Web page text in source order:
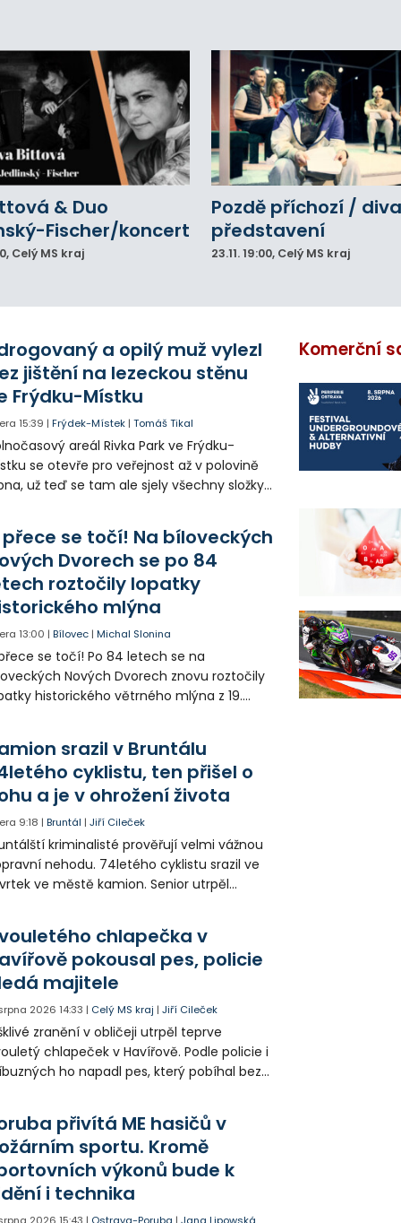
& Duo
Fischer/koncert
, Celý MS kraj
Pozdě příchozí /
představení
23.11.19:00, Celý MS kraj
a opilý muž vylezl
jištění na lezeckou stěnu
Frýdku-Místku
15:39 |Frýdek-Místek |Tomáš Tikal
areál Rivka Park ve Frýdku-
se otevře pro veřejnost až v polovině
už teď se tam ale sjely všechny složky
Vyšplhal na lezeckou stěnu a nemohl
přece se točí! Na bíloveckých
Dvorech se po 84
roztočily lopatky
mlýna
13:00 |Bílovec |Michal Slonina
se točí! Po 84 letech se na
Nových Dvorech znovu roztočily
historického větrného mlýna z 19.
srazil v Bruntálu
cyklistu, ten přišel o
a je v ohrožení života
9:18 |Bruntál |Jiří Cileček
kriminalisté prověřují velmi vážnou
nehodu. 74letého cyklistu srazil ve
ve městě kamion. Senior utrpěl
případné svědky.chlapečka v
pokousal pes, policie
majitele
2026 14:33 | Celý MS kraj |Jiří Cileček
zranění v obličeji utrpěl teprve
chlapeček v Havířově. Podle policie i
ho napadl pes, který pobíhal bez
Případem už se zabývá policie, která
psa hledá.
přivítá ME hasičů v
sportu. Kromě
výkonů bude k
i technika
Komerční